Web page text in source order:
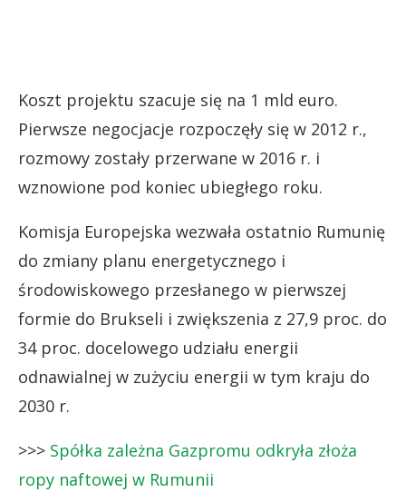
Koszt projektu szacuje się na 1 mld euro.
Pierwsze negocjacje rozpoczęły się w 2012 r.,
rozmowy zostały przerwane w 2016 r. i
wznowione pod koniec ubiegłego roku.
Komisja Europejska wezwała ostatnio Rumunię
do zmiany planu energetycznego i
środowiskowego przesłanego w pierwszej
formie do Brukseli i zwiększenia z 27,9 proc. do
34 proc. docelowego udziału energii
odnawialnej w zużyciu energii w tym kraju do
2030 r.
>>> Spółka zależna Gazpromu odkryła złoża
ropy naftowej w Rumunii